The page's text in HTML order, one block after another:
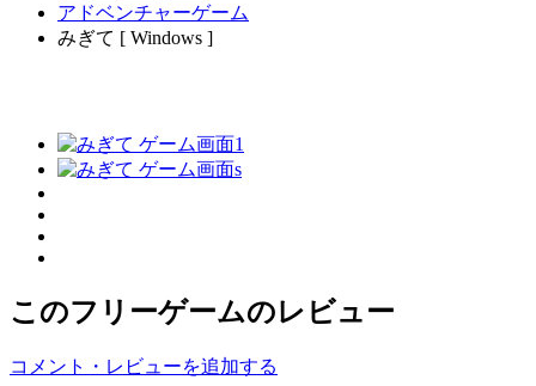
アドベンチャーゲーム
みぎて [ Windows ]
このフリーゲームのレビュー
コメント・レビューを追加する